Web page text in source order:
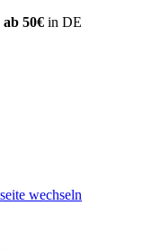
ab 50€ in DE